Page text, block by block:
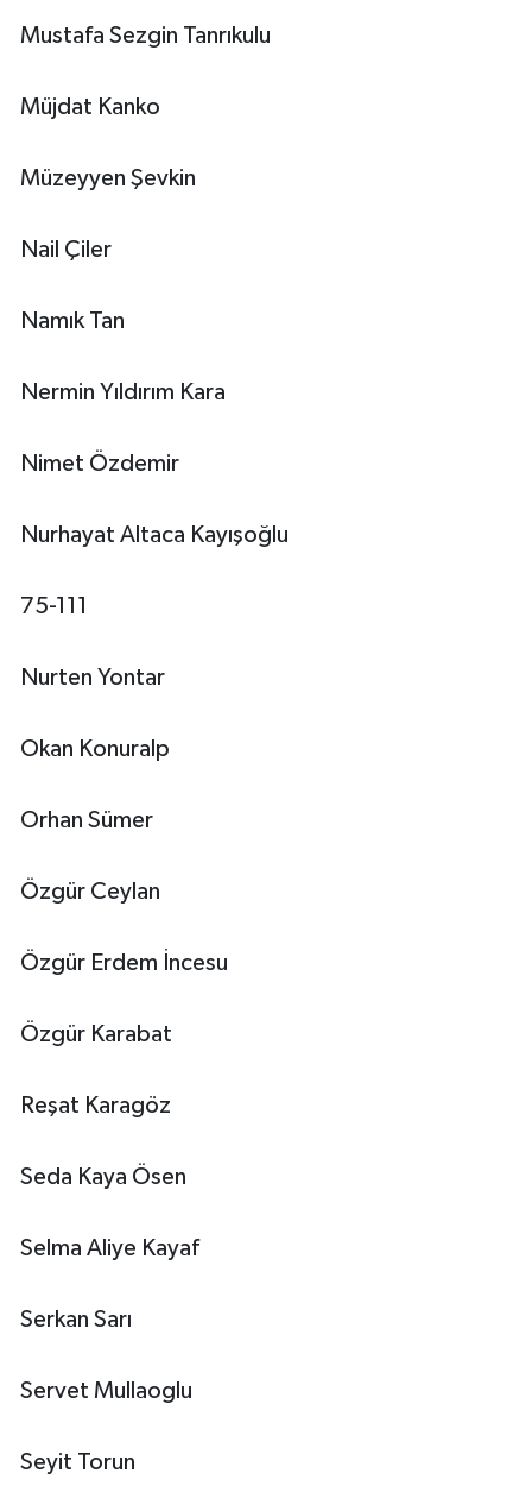
Mustafa Sezgin Tanrıkulu
Müjdat Kanko
Müzeyyen Şevkin
Nail Çiler
Namık Tan
Nermin Yıldırım Kara
Nimet Özdemir
Nurhayat Altaca Kayışoğlu
75-111
Nurten Yontar
Okan Konuralp
Orhan Sümer
Özgür Ceylan
Özgür Erdem İncesu
Özgür Karabat
Reşat Karagöz
Seda Kaya Ösen
Selma Aliye Kayaf
Serkan Sarı
Servet Mullaoglu
Seyit Torun